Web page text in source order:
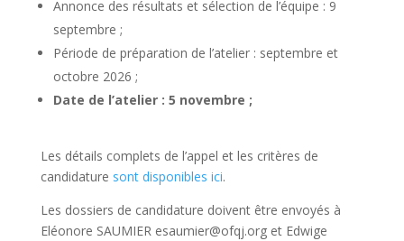
Annonce des résultats et sélection de l’équipe : 9
septembre ;
Période de préparation de l’atelier : septembre et
octobre 2026 ;
Date de l’atelier : 5 novembre ;
Les détails complets de l’appel et les critères de
candidature sont disponibles ici.
Les dossiers de candidature doivent être envoyés à
Eléonore SAUMIER esaumier@ofqj.org et Edwige